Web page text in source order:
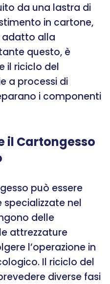
da una lastra di
in cartone,
adatto alla
questo, è
il riciclo del
a processi di
i componenti
il Cartongesso
può essere
nel
delle
attrezzature
l’operazione in
Il riciclo del
diverse fasi